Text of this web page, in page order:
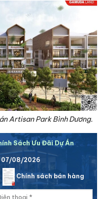
Artisan Park Bình Dương.
Sách Ưu Đãi Dự Án
07/08/2026
Chính sách bán hàng